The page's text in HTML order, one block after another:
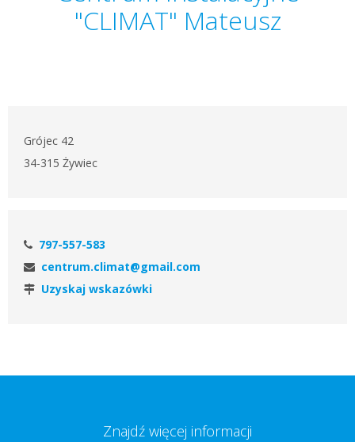
"CLIMAT" Mateusz
Grójec 42
34-315 Żywiec
797-557-583
centrum.climat@gmail.com
Uzyskaj wskazówki
Znajdź więcej informacji